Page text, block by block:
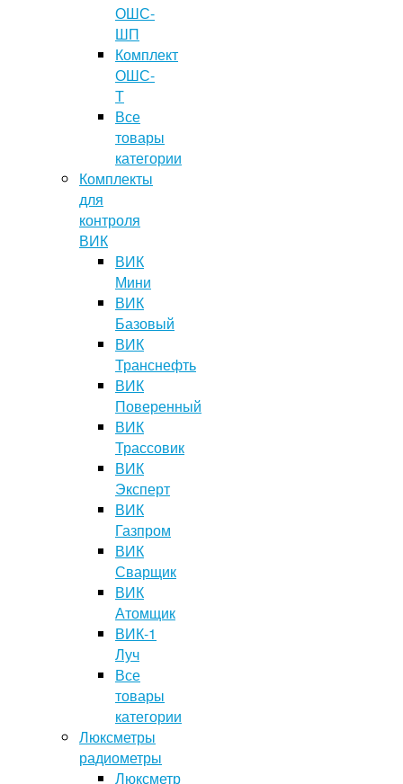
ОШС-
ШП
Комплект
ОШС-
Т
Все
товары
категории
Комплекты
для
контроля
ВИК
ВИК
Мини
ВИК
Базовый
ВИК
Транснефть
ВИК
Поверенный
ВИК
Трассовик
ВИК
Эксперт
ВИК
Газпром
ВИК
Сварщик
ВИК
Атомщик
ВИК-1
Луч
Все
товары
категории
Люксметры
радиометры
Люксметр